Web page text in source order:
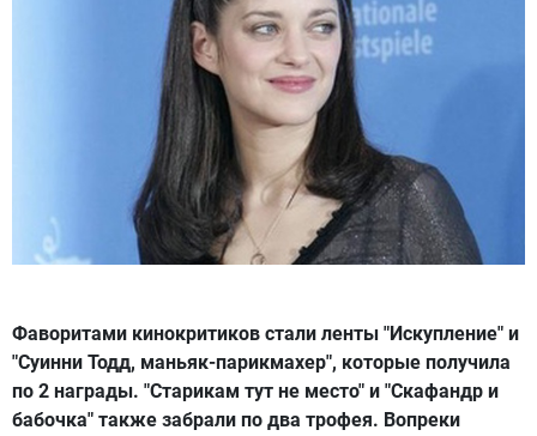
Фаворитами кинокритиков стали ленты "Искупление" и
"Суинни Тодд, маньяк-парикмахер", которые получила
по 2 награды. "Старикам тут не место" и "Скафандр и
бабочка" также забрали по два трофея. Вопреки